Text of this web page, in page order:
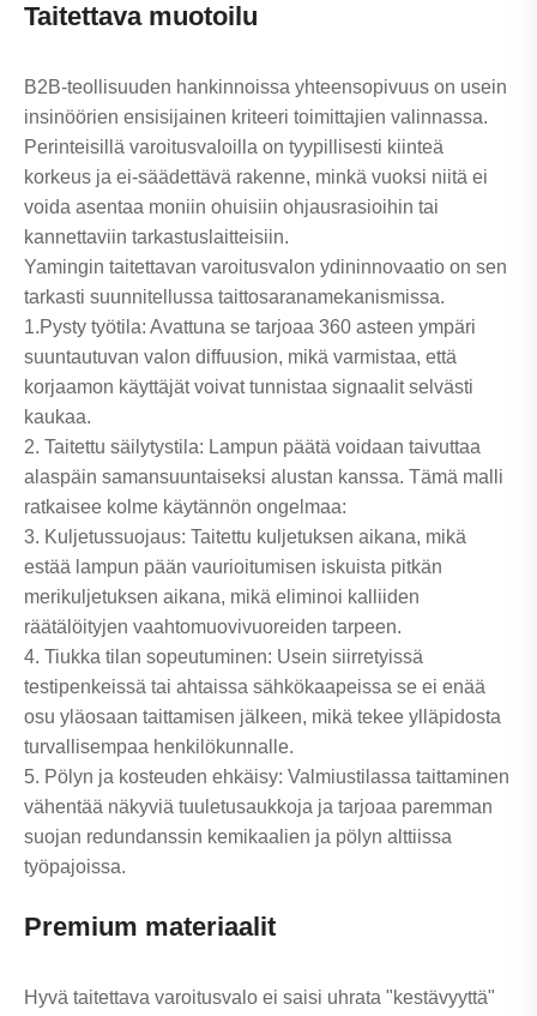
Taitettava muotoilu
B2B-teollisuuden hankinnoissa yhteensopivuus on usein
insinöörien ensisijainen kriteeri toimittajien valinnassa.
Perinteisillä varoitusvaloilla on tyypillisesti kiinteä
korkeus ja ei-säädettävä rakenne, minkä vuoksi niitä ei
voida asentaa moniin ohuisiin ohjausrasioihin tai
kannettaviin tarkastuslaitteisiin.
Yamingin taitettavan varoitusvalon ydininnovaatio on sen
tarkasti suunnitellussa taittosaranamekanismissa.
1.Pysty työtila: Avattuna se tarjoaa 360 asteen ympäri
suuntautuvan valon diffuusion, mikä varmistaa, että
korjaamon käyttäjät voivat tunnistaa signaalit selvästi
kaukaa.
2. Taitettu säilytystila: Lampun päätä voidaan taivuttaa
alaspäin samansuuntaiseksi alustan kanssa. Tämä malli
ratkaisee kolme käytännön ongelmaa:
3. Kuljetussuojaus: Taitettu kuljetuksen aikana, mikä
estää lampun pään vaurioitumisen iskuista pitkän
merikuljetuksen aikana, mikä eliminoi kalliiden
räätälöityjen vaahtomuovivuoreiden tarpeen.
4. Tiukka tilan sopeutuminen: Usein siirretyissä
testipenkeissä tai ahtaissa sähkökaapeissa se ei enää
osu yläosaan taittamisen jälkeen, mikä tekee ylläpidosta
turvallisempaa henkilökunnalle.
5. Pölyn ja kosteuden ehkäisy: Valmiustilassa taittaminen
vähentää näkyviä tuuletusaukkoja ja tarjoaa paremman
suojan redundanssin kemikaalien ja pölyn alttiissa
työpajoissa.
Premium materiaalit
Hyvä taitettava varoitusvalo ei saisi uhrata "kestävyyttä"